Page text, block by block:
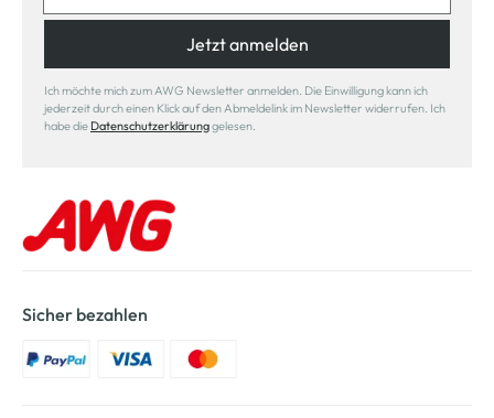
Jetzt anmelden
Ich möchte mich zum AWG Newsletter anmelden. Die Einwilligung kann ich
jederzeit durch einen Klick auf den Abmeldelink im Newsletter widerrufen. Ich
habe die Datenschutzerklärunggelesen.
Sicher bezahlen